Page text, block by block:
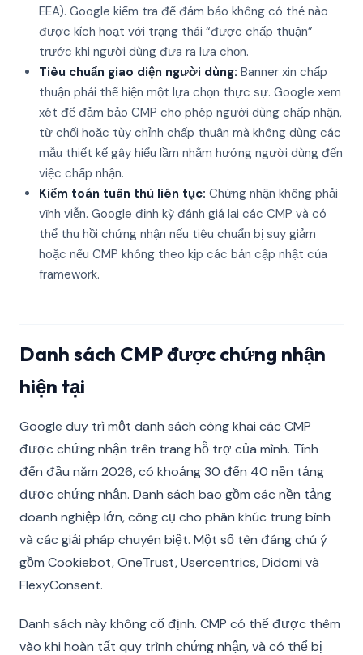
EEA). Google kiểm tra để đảm bảo không có thẻ nào
được kích hoạt với trạng thái “được chấp thuận”
trước khi người dùng đưa ra lựa chọn.
Tiêu chuẩn giao diện người dùng: Banner xin chấp
thuận phải thể hiện một lựa chọn thực sự. Google xem
xét để đảm bảo CMP cho phép người dùng chấp nhận,
từ chối hoặc tùy chỉnh chấp thuận mà không dùng các
mẫu thiết kế gây hiểu lầm nhằm hướng người dùng đến
việc chấp nhận.
Kiểm toán tuân thủ liên tục: Chứng nhận không phải
vĩnh viễn. Google định kỳ đánh giá lại các CMP và có
thể thu hồi chứng nhận nếu tiêu chuẩn bị suy giảm
hoặc nếu CMP không theo kịp các bản cập nhật của
framework.
Danh sách CMP được chứng nhận
hiện tại
Google duy trì một danh sách công khai các CMP
được chứng nhận trên trang hỗ trợ của mình. Tính
đến đầu năm 2026, có khoảng 30 đến 40 nền tảng
được chứng nhận. Danh sách bao gồm các nền tảng
doanh nghiệp lớn, công cụ cho phân khúc trung bình
và các giải pháp chuyên biệt. Một số tên đáng chú ý
gồm Cookiebot, OneTrust, Usercentrics, Didomi và
FlexyConsent.
Danh sách này không cố định. CMP có thể được thêm
vào khi hoàn tất quy trình chứng nhận, và có thể bị